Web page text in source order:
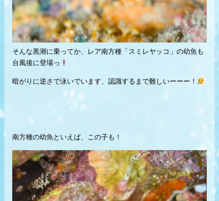
そんな黒潮に乗ってか、レア南方種「スミレヤッコ」の幼魚も
台風後に登場っ
暗がりに逆さで泳いでいます、認識するまで難しいーーー！
南方種の幼魚といえば、この子も！